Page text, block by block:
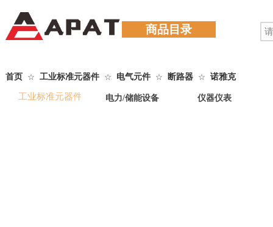
首页 ☆ 工业标准元器件 ☆ 电气元件 ☆ 断路器 ☆ 诺雅克
工业标准元器件 电力/储能设备 仪器仪表
商品目录